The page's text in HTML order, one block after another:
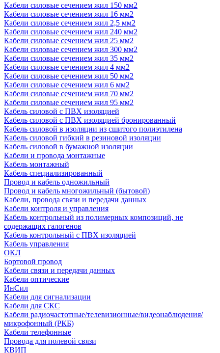
Кабели силовые сечением жил 150 мм2
Кабели силовые сечением жил 16 мм2
Кабели силовые сечением жил 2,5 мм2
Кабели силовые сечением жил 240 мм2
Кабели силовые сечением жил 25 мм2
Кабели силовые сечением жил 300 мм2
Кабели силовые сечением жил 35 мм2
Кабели силовые сечением жил 4 мм2
Кабели силовые сечением жил 50 мм2
Кабели силовые сечением жил 6 мм2
Кабели силовые сечением жил 70 мм2
Кабели силовые сечением жил 95 мм2
Кабель силовой с ПВХ изоляцией
Кабель силовой с ПВХ изоляцией бронированный
Кабель силовой в изоляции из сшитого полиэтилена
Кабель силовой гибкий в резиновой изоляции
Кабель силовой в бумажной изоляции
Кабели и провода монтажные
Кабель монтажный
Кабель специализированный
Провод и кабель одножильный
Провод и кабель многожильный (бытовой)
Кабели, провода связи и передачи данных
Кабели контроля и управления
Кабель контрольный из полимерных композиций, не
содержащих галогенов
Кабель контрольный с ПВХ изоляцией
Кабель управления
ОКЛ
Бортовой провод
Кабели связи и передачи данных
Кабели оптические
ИнСил
Кабели для сигнализации
Кабели для СКС
Кабели радиочастотные/телевизионные/видеонаблюдения/
микрофонный (РКБ)
Кабели телефонные
Провода для полевой связи
КВИП